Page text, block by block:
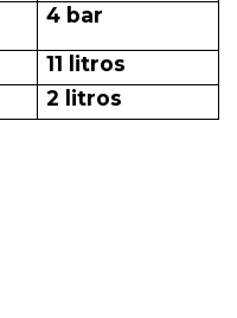
4 bar
11 litros
2 litros